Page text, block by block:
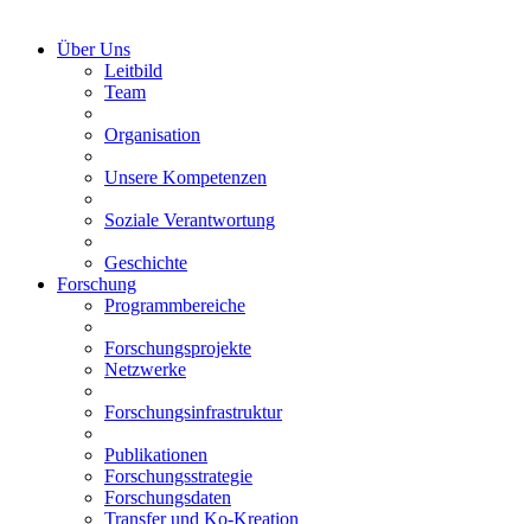
Über Uns
Leitbild
Team
Organisation
Unsere Kompetenzen
Soziale Verantwortung
Geschichte
Forschung
Programmbereiche
Forschungsprojekte
Netzwerke
Forschungsinfrastruktur
Publikationen
Forschungsstrategie
Forschungsdaten
Transfer und Ko-Kreation